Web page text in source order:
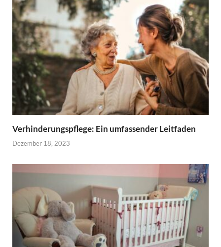
Verhinderungspflege: Ein umfassender Leitfaden
Dezember 18, 2023